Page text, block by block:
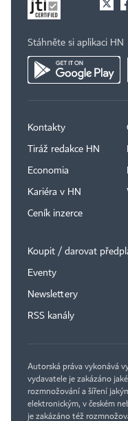
Stáhněte si aplikaci HN
Kontakty
Tiráž redakce HN
Economia
Kariéra v HN
Ceník inzerce
Koupit / darovat
Eventy
Newslettery
RSS kanály
Autorská práva vykonává
vydavatele je zakázáno
rozmnožování a šíření
elektronickým, v českém
je zakázáno též